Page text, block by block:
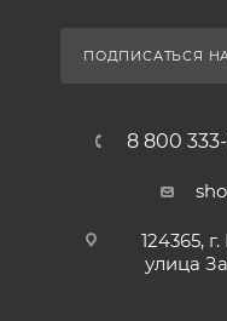
ПОДПИСАТЬСЯ
8 800
124365,
улица